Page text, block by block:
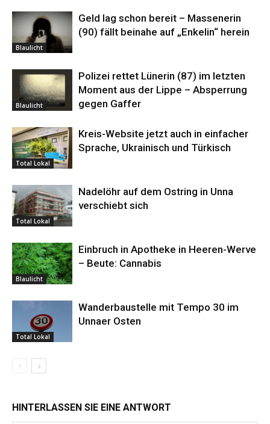
Blaulicht
Geld lag schon bereit – Massenerin
(90) fällt beinahe auf „Enkelin“ herein
Blaulicht
Polizei rettet Lünerin (87) im letzten
Moment aus der Lippe – Absperrung
gegen Gaffer
Total Lokal
Kreis-Website jetzt auch in einfacher
Sprache, Ukrainisch und Türkisch
Total Lokal
Nadelöhr auf dem Ostring in Unna
verschiebt sich
Blaulicht
Einbruch in Apotheke in Heeren-Werve
– Beute: Cannabis
Total Lokal
Wanderbaustelle mit Tempo 30 im
Unnaer Osten
HINTERLASSEN SIE EINE ANTWORT